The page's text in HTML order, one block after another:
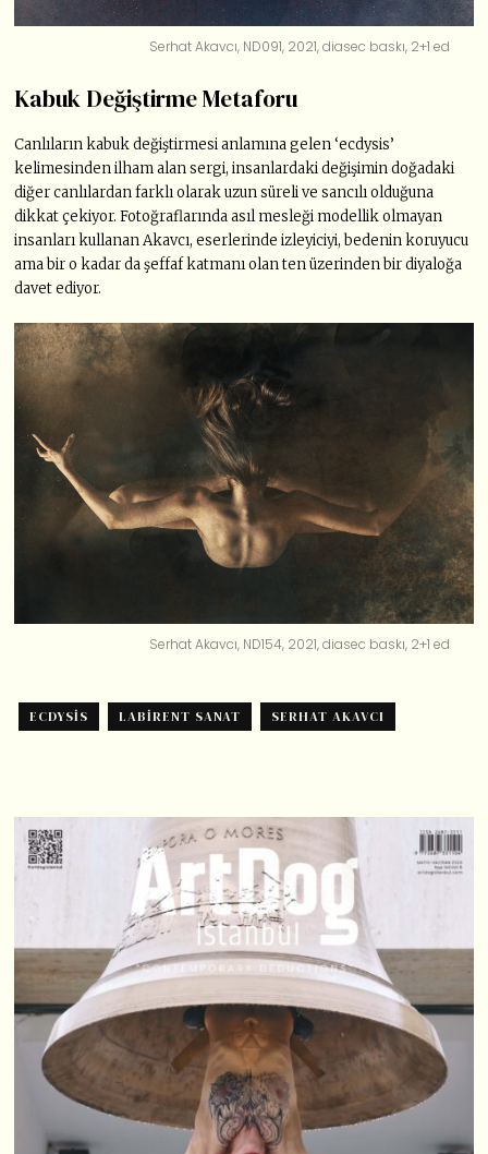
Serhat Akavcı, ND091, 2021, diasec baskı, 2+1 ed
Kabuk Değiştirme Metaforu
Canlıların kabuk değiştirmesi anlamına gelen ‘ecdysis’
kelimesinden ilham alan sergi, insanlardaki değişimin doğadaki
diğer canlılardan farklı olarak uzun süreli ve sancılı olduğuna
dikkat çekiyor. Fotoğraflarında asıl mesleği modellik olmayan
insanları kullanan Akavcı, eserlerinde izleyiciyi, bedenin koruyucu
ama bir o kadar da şeffaf katmanı olan ten üzerinden bir diyaloğa
davet ediyor.
Serhat Akavcı, ND154, 2021, diasec baskı, 2+1 ed
ECDYSIS LABIRENT SANAT SERHAT AKAVCI